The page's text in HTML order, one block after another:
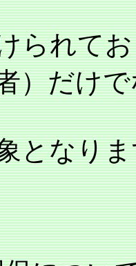
られて
）だけ
となり